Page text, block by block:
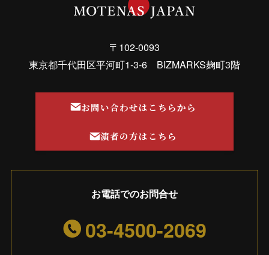
〒102-0093
東京都千代田区平河町1-3-6 BIZMARKS麹町3階
お問い合わせはこちらから
演者の方はこちら
お電話でのお問合せ
03-4500-2069